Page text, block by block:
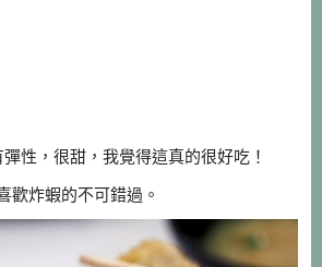
性，很甜，我覺得這真的很好吃！
歡炸蝦的不可錯過。